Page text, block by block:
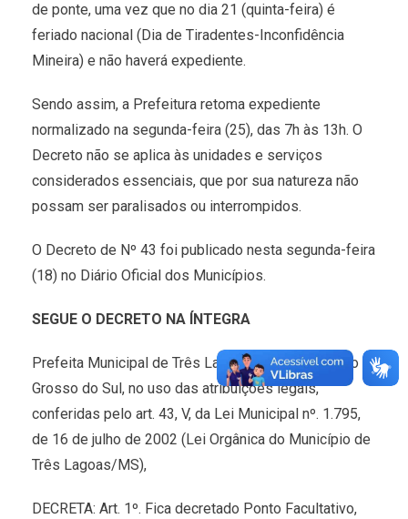
de ponte, uma vez que no dia 21 (quinta-feira) é
feriado nacional (Dia de Tiradentes-Inconfidência
Mineira) e não haverá expediente.
Sendo assim, a Prefeitura retoma expediente
normalizado na segunda-feira (25), das 7h às 13h. O
Decreto não se aplica às unidades e serviços
considerados essenciais, que por sua natureza não
possam ser paralisados ou interrompidos.
O Decreto de Nº 43 foi publicado nesta segunda-feira
(18) no Diário Oficial dos Municípios.
SEGUE O DECRETO NA ÍNTEGRA
Prefeita Municipal de Três Lagoas, Estado de Mato
Grosso do Sul, no uso das atribuições legais,
conferidas pelo art. 43, V, da Lei Municipal nº. 1.795,
de 16 de julho de 2002 (Lei Orgânica do Município de
Três Lagoas/MS),
DECRETA: Art. 1º. Fica decretado Ponto Facultativo,